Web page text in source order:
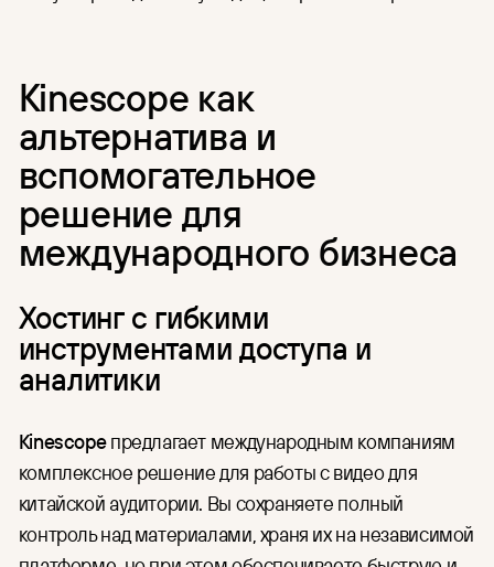
Kinescope как
альтернатива и
вспомогательное
решение для
международного бизнеса
Хостинг с гибкими
инструментами доступа и
аналитики
Kinescopeпредлагает международным компаниям
комплексное решение для работы с видео для
китайской аудитории. Вы сохраняете полный
контроль над материалами, храня их на независимой